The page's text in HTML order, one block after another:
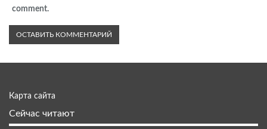
comment.
Карта сайта
Сейчас читают